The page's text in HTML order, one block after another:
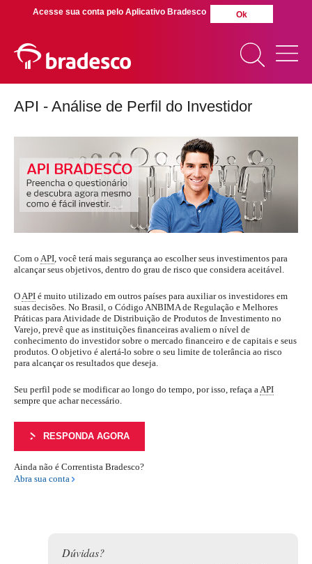
MAIS BUSCADOS
SUAS BUSCAS
RECENTES
SEPARAMOS PARA VOCÊ
Antecipação
Imposto de
Bradesco
API - Análise de Perfil do Investidor
Com o API , você terá mais segurança ao escolher seus investimentos para
alcançar seus objetivos, dentro do grau de risco que considera aceitável.
O API é muito utilizado em outros países para auxiliar os investidores em
suas decisões. No Brasil, o Código ANBIMA de Regulação e Melhores
Práticas para Atividade de Distribuição de Produtos de Investimento no
Varejo, prevê que as instituições financeiras avaliem o nível de
conhecimento do investidor sobre o mercado financeiro e de capitais e seus
produtos. O objetivo é alertá-lo sobre o seu limite de tolerância ao risco
para alcançar os resultados que deseja.
Seu perfil pode se modificar ao longo do tempo, por isso, refaça a API
sempre que achar necessário.
RESPONDA AGORA
Ainda não é Correntista Bradesco?
Abra sua conta
Dúvidas?
Acesse sua conta pelo Aplicativo Bradesco Ok